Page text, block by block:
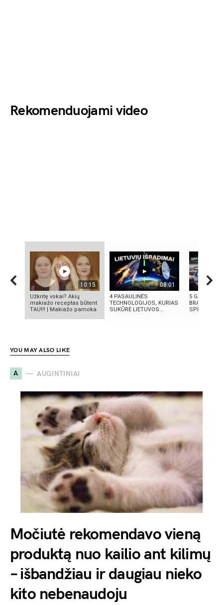
Rekomenduojami video
10:15
Užkritę vokai? Akių
makiažo receptas būtent
TAU!!! | Makiažo pamoka
08:01
4 PASAULINĖS
TECHNOLOGIJOS, KURIAS
SUKŪRĖ LIETUVOS...
5
SPROGIMAI
YOU MAY ALSO LIKE
A AUGINTINIAI
Močiutė rekomendavo vieną
produktą nuo kailio ant kilimų
– išbandžiau ir daugiau nieko
kito nebenaudoju